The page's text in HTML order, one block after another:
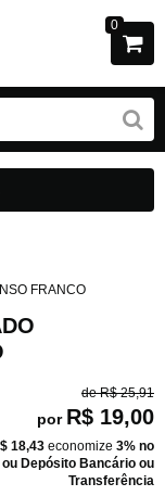
0
FRANCO
de R$ 25,91
por R$ 19,00
18,43 economize 3% no
Depósito Bancário ou
Transferência